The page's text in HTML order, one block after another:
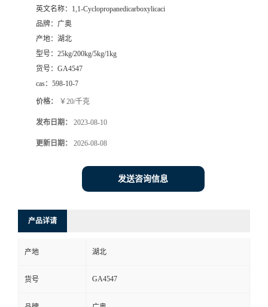
英文名称： 1,1-Cyclopropanedicarboxylicaci
品牌： 广奥
产地： 湖北
型号： 25kg/200kg/5kg/1kg
货号： GA4547
cas： 598-10-7
价格： ￥20/千克
发布日期： 2023-08-10
更新日期： 2026-08-08
发送咨询信息
产品详请
产地 湖北
货号 GA4547